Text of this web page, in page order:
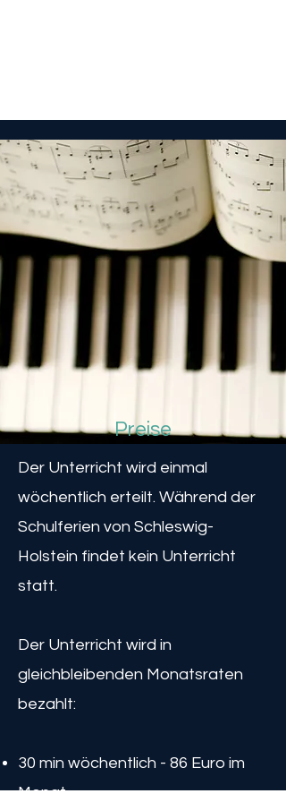
Preise
Der Unterricht wird einmal
wöchentlich erteilt. Während der
Schulferien von Schleswig-
Holstein findet kein Unterricht
statt.
Der Unterricht wird in
gleichbleibenden Monatsraten
bezahlt:
30 min wöchentlich - 86 Euro im
Monat